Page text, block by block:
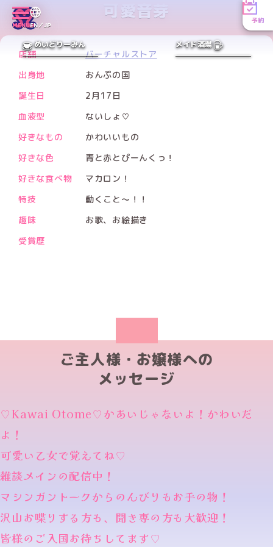
MENUEN／JP
予約
めいどりーみん メイド酒場
可愛音芽
PREV
NEXT
店舗
バーチャルストア
出身地
おんぷの国
誕生日
2月17日
血液型
ないしょ♡
好きなもの
かわいいもの
好きな色
青と赤とぴーんくっ！
好きな食べ物
マカロン！
特技
動くこと〜！！
趣味
お歌、お絵描き
受賞歴
ご主人様・お嬢様への
メッセージ
♡Kawai Otome♡かあいじゃないよ！かわいだ
よ！
可愛い乙女で覚えてね♡
雑談メインの配信中！
マシンガントークからのんびりもお手の物！
沢山お喋りする方も、聞き専の方も大歓迎！
皆様のご入国お待ちしてます♡